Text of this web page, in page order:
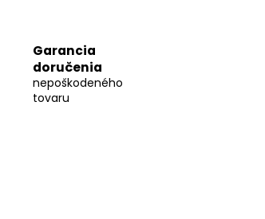
Garancia
doručenia
nepoškodeného
tovaru